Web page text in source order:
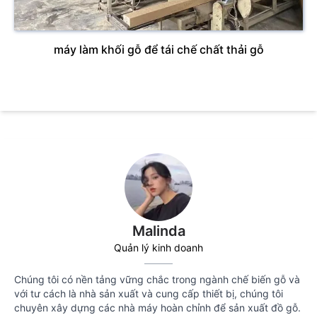
máy làm khối gỗ để tái chế chất thải gỗ
Malinda
Quản lý kinh doanh
Chúng tôi có nền tảng vững chắc trong ngành chế biến gỗ và
với tư cách là nhà sản xuất và cung cấp thiết bị, chúng tôi
chuyên xây dựng các nhà máy hoàn chỉnh để sản xuất đồ gỗ.